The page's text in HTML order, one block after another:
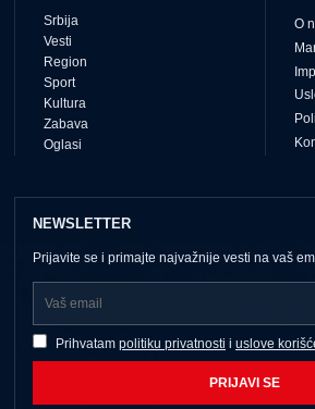
Srbija
Vesti
Region
Sport
Kultura
Zabava
Oglasi
O
NEWSLETTER
Prijavite se i primajte najvažnije vesti na vaš
Prihvatam politiku privatnosti i uslove
PRIJAVI SE